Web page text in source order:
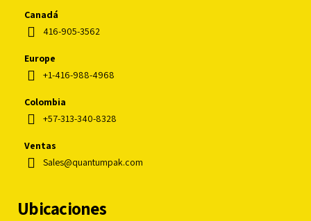
Canadá
416-905-3562
Europe
+1-416-988-4968
Colombia
+57-313-340-8328
Ventas
Sales@quantumpak.com
Ubicaciones